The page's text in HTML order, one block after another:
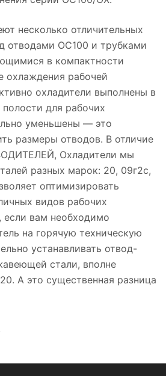
несколько отличительных
отводами ОС100 и трубками
в компактности
охлаждения рабочей
охладители выполнены в
для рабочих
уменьшены — это
размеры отводов. В отличие
Охладители мы
разных марок: 20, 09г2с,
оптимизировать
видов рабочих
если вам необходимо
на горячую техническую
устанавливать отвод-
стали, вполне
А это существенная разница